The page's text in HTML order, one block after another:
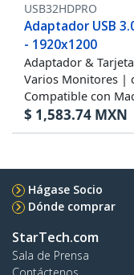
USB32HDPRO
Adaptador USB
- 1920x1200
Adaptador &
Varios Monitores |
Compatible con
$ 1,583.74 MXN
Hágase Socio
Dónde comprar
StarTech.com
Sala de Prensa